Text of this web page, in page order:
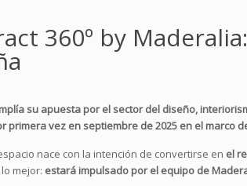
360º by
su apuesta por el sector del diseño,
primera vez en septiembre de 2025 en el marco
nace con la intención de convertirse en el
mejor: estará impulsado por el equipo de